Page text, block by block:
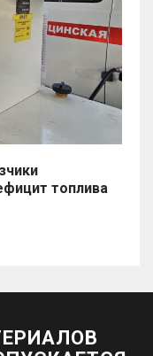
топлива